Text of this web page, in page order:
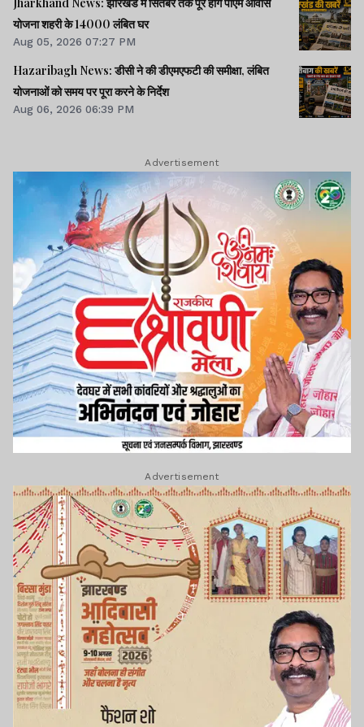
योजना शहरी के 14000 लंबित घर
Aug 05, 2026 07:27 PM
Hazaribagh News: डीसी ने की डीएमएफटी की समीक्षा, लंबित
योजनाओं को समय पर पूरा करने के निर्देश
Aug 06, 2026 06:39 PM
Advertisement
Advertisement